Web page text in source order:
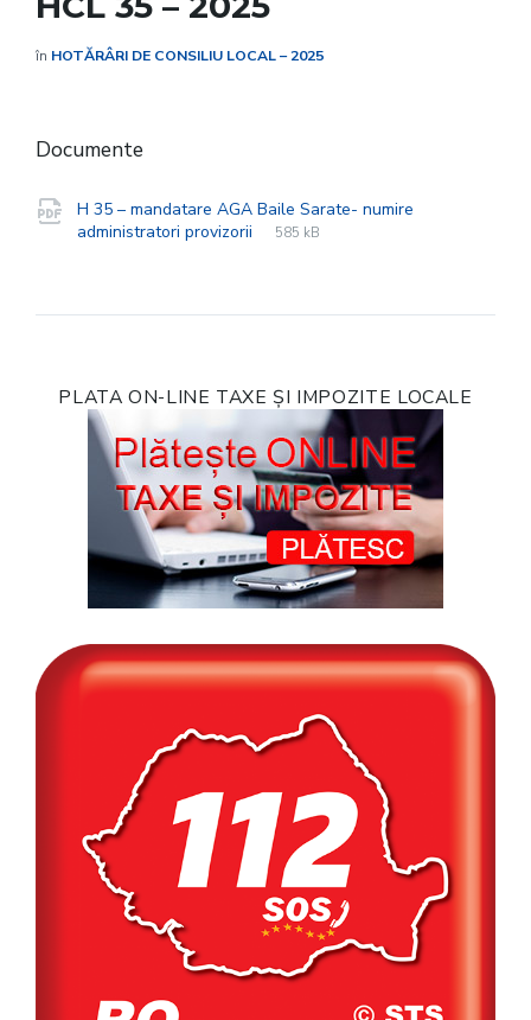
în HOTĂRÂRI DE CONSILIU LOCAL – 2025
Documente
H 35 – mandatare AGA Baile Sarate- numire
administratori provizorii
File
pdf
File
585 kB
PLATA ON-LINE TAXE ȘI IMPOZITE LOCALE